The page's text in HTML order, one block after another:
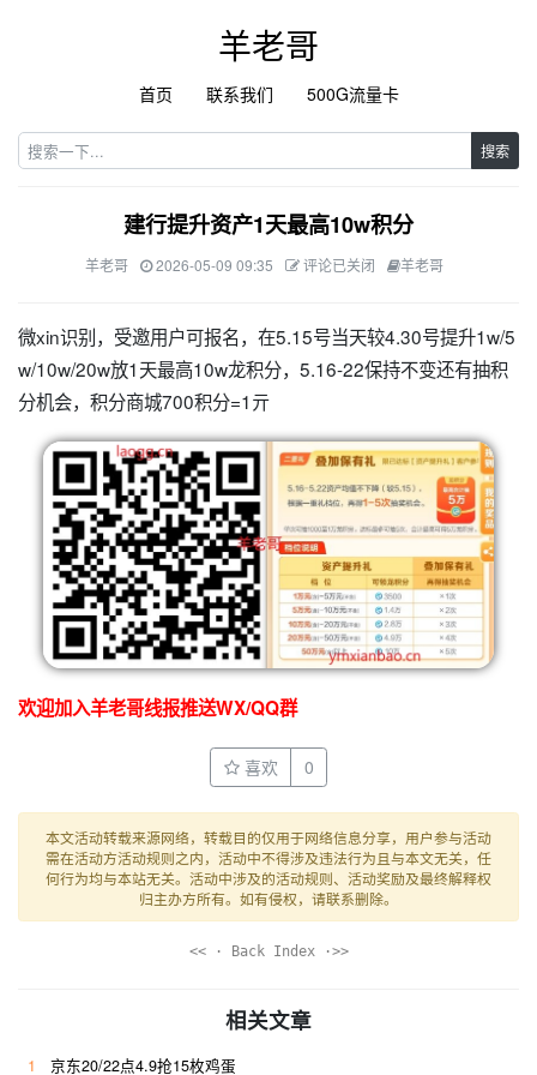
羊老哥
首页 联系我们 500G流量卡
搜索
建行提升资产1天最高10w积分
羊老哥 2026-05-09 09:35 评论已关闭 羊老哥
微xin识别，受邀用户可报名，在5.15号当天较4.30号提升1w/5
w/10w/20w放1天最高10w龙积分，5.16-22保持不变还有抽积
分机会，积分商城700积分=1亓
欢迎加入羊老哥线报推送WX/QQ群
喜欢 0
本文活动转载来源网络，转载目的仅用于网络信息分享，用户参与活动
需在活动方活动规则之内，活动中不得涉及违法行为且与本文无关，任
何行为均与本站无关。活动中涉及的活动规则、活动奖励及最终解释权
归主办方所有。如有侵权，请联系删除。
<< · Back Index ·>>
相关文章
1 京东20/22点4.9抢15枚鸡蛋